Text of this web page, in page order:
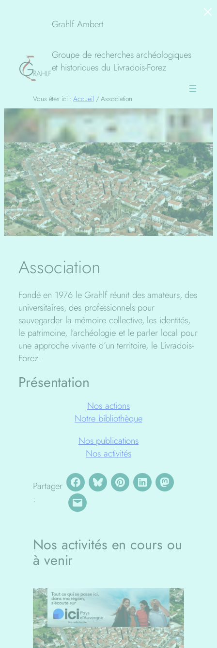
Grahlf Ambert
Groupe de recherches archéologiques
et historiques du Livradois-Forez
Vous êtes ici :Accueil /Association
Association
Fondé en 1976 le Grahlf réunit des amateurs, des
universitaires, des professionnels pour
sauvegarder la mémoire collective, les identités,
le patrimoine, l’archéologie et le parler local pour
une approche vivante d’un territoire, le Livradois-
Forez.
Présentation
Nos actions
Notre bibliothèque
Nos publications
Nos activités
Partager
:
Nos activités en cours ou
à venir
×